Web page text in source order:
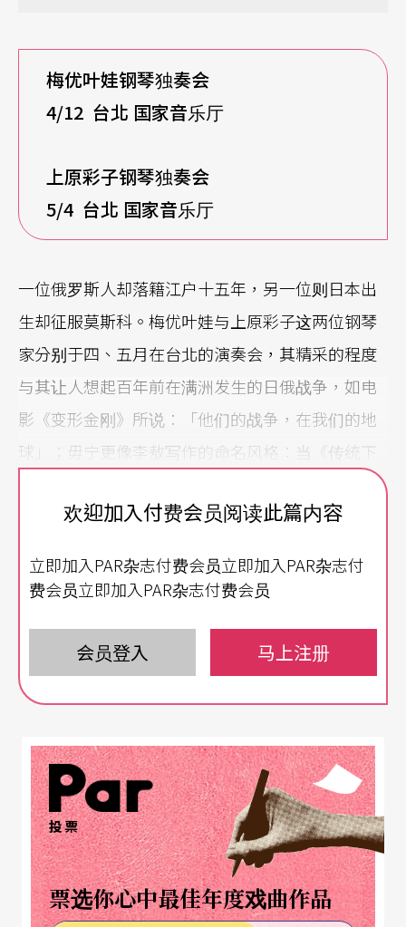
梅优叶娃钢琴独奏会
4/12 台北 国家音乐厅
上原彩子钢琴独奏会
5/4 台北 国家音乐厅
一位俄罗斯人却落籍江户十五年，另一位则日本出
生却征服莫斯科。梅优叶娃与上原彩子这两位钢琴
家分别于四、五月在台北的演奏会，其精采的程度
与其让人想起百年前在满洲发生的日俄战争，如电
影《变形金刚》所说：「他们的战争，在我们的地
球」；毋宁更像李敖写作的命名风格：当《传统下
如果不是亲临现场，简直无法想像这位生于高尔
钢琴学派根柢的梅优叶娃（Irina Mejoueva），从肢
体的语言到演奏的风格，几乎已经彻底的「露」
极为直观的演奏风格，加上必定视谱演出的个人特
色，梅优叶娃的诠释会是极不讨喜的。但撇开极为
大胆的速度选择，以及不营造优美音色的表象下，
这位因为在初次抵日就有“déjà vu”之感，选择在
东京定居至今十余年，至今对于能剧、歌舞伎甚至
落语等传统日本艺术已经皆有深厚造诣的梅优叶
欢迎加入付费会员阅读此篇内容
立即加入PAR杂志付费会员立即加入PAR杂志付
费会员立即加入PAR杂志付费会员
会员登入 马上注册
投票
票选你心中最佳年度戏曲作品